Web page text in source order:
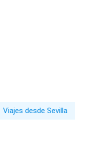
Viajes desde Sevilla